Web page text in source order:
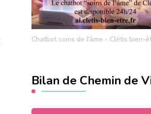
Chatbot soins de l'âme - Clétis bien-
Bilan de Chemin de